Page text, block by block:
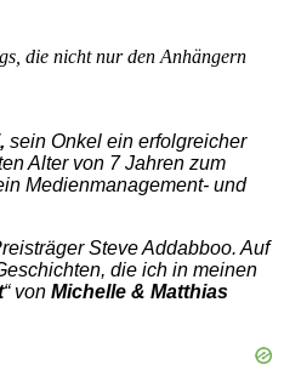
die nicht nur den Anhängern
sein Onkel ein erfolgreicher
Alter von 7 Jahren zum
Medienmanagement- und
Steve Addabboo. Auf
die ich in meinen
“ von Michelle & Matthias